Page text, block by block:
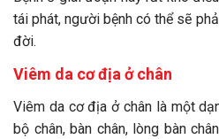
tái phát, người bệnh có thể sẽ
đời.
Viêm da cơ địa ở chân
Viêm da cơ địa ở chân là một
bộ chân, bàn chân, lòng bàn